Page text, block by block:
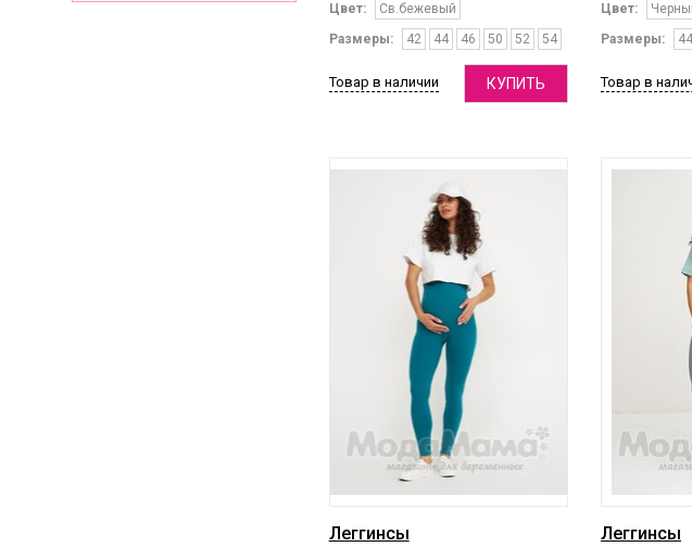
Цвет:
Св.бежевый
Размеры:
42 44 46 50 52 54
Товар в наличии КУПИТЬ
Цвет:
Размеры:
44
Товар в
Леггинсы Леггинсы